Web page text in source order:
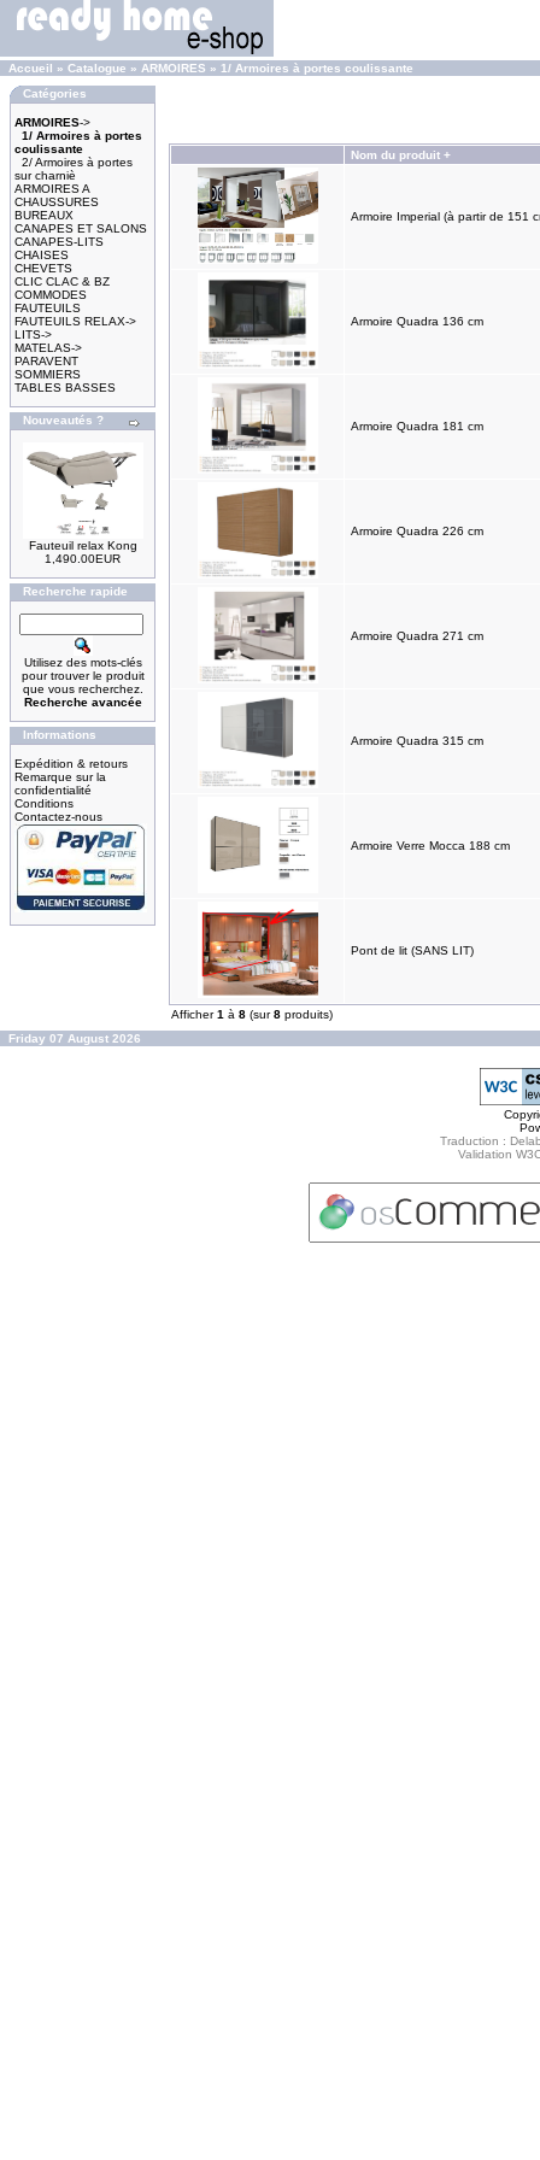
Accueil » Catalogue » ARMOIRES » 1/ Armoires à portes coulissante
Catégories
ARMOIRES->
1/ Armoires à portes
coulissante
2/ Armoires à portes
sur charniè
ARMOIRES A
CHAUSSURES
BUREAUX
CANAPES ET SALONS
CANAPES-LITS
CHAISES
CHEVETS
CLIC CLAC & BZ
COMMODES
FAUTEUILS
FAUTEUILS RELAX->
LITS->
MATELAS->
PARAVENT
SOMMIERS
TABLES BASSES
Nouveautés ?
Fauteuil relax Kong
1,490.00EUR
Recherche rapide
Utilisez des mots-clés
pour trouver le produit
que vous recherchez.
Recherche avancée
Informations
Expédition & retours
Remarque sur la
confidentialité
Conditions
Contactez-nous
Nom du produit +
Armoire Imperial (à partir de 151
Armoire Quadra 136 cm
Armoire Quadra 181 cm
Armoire Quadra 226 cm
Armoire Quadra 271 cm
Armoire Quadra 315 cm
Armoire Verre Mocca 188 cm
Pont de lit (SANS LIT)
Afficher1 à 8 (sur8 produits)
Friday 07 August 2026
Traduction :
Validation